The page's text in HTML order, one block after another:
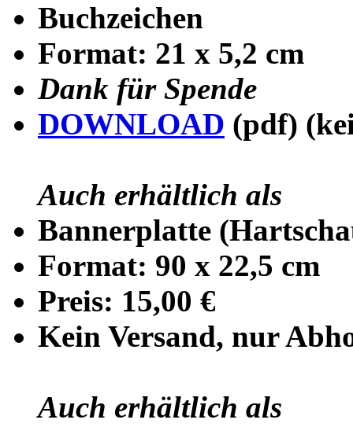
Buchzeichen
Format: 21 x 5,2 cm
Dank für Spende
DOWNLOAD (pdf)
Auch erhältlich als
Bannerplatte
Format: 90 x 22,5 cm
Preis: 15,00 €
Kein Versand, nur
Auch erhältlich als